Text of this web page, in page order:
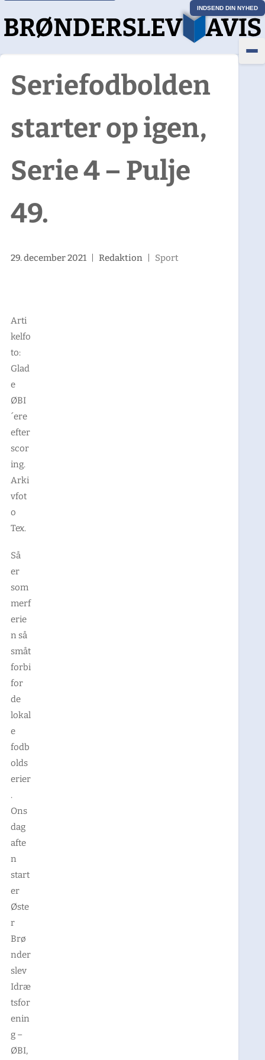
INDSEND DIN NYHED
Seriefodbolden
starter op igen,
Serie 4 – Pulje
49.
29. december 2021 |Redaktion Sport
Arti
kelfo
to:
Glad
e
ØBI
´ere
efter
scor
ing.
Arki
vfot
o
Tex.
Så
er
som
merf
erie
n så
småt
forbi
for
de
lokal
e
fodb
olds
erier
.
Ons
dag
afte
n
start
er
Øste
r
Brø
nder
slev
Idræ
tsfor
enin
g –
ØBI,